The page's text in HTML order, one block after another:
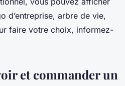
d’entreprise, arbre de vie,
faire votre choix, informez-
et commander un